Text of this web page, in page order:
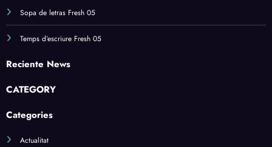
Sopa de letras Fresh 05
Temps d’escriure Fresh 05
Reciente News
CATEGORY
Categories
Actualitat